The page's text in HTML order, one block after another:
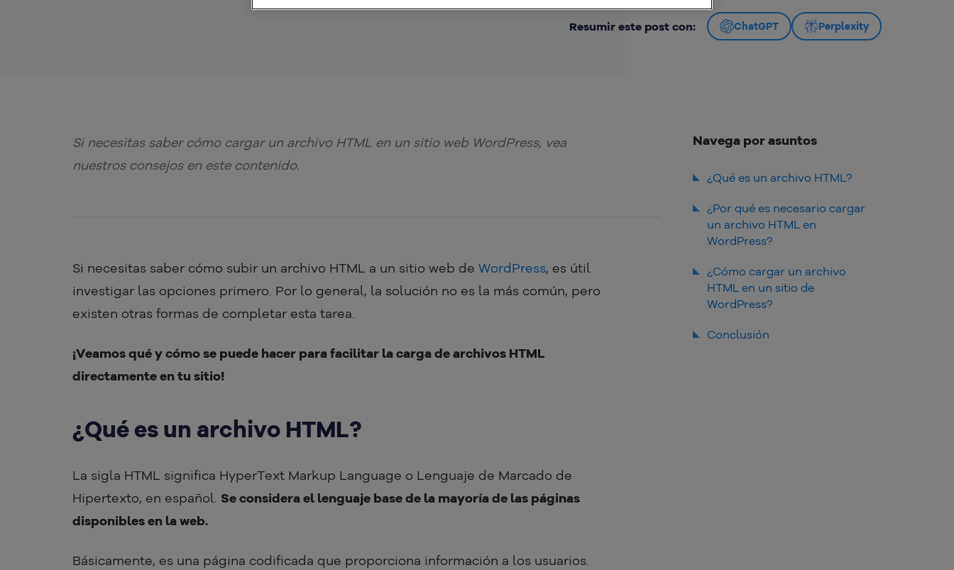
Resumir este post con: ChatGPT Perplexity
Si necesitas saber cómo cargar un archivo HTML en un sitio web WordPress, vea
nuestros consejos en este contenido.
Si necesitas saber cómo subir un archivo HTML a un sitio web de WordPress, es útil
investigar las opciones primero. Por lo general, la solución no es la más común, pero
existen otras formas de completar esta tarea.
¡Veamos qué y cómo se puede hacer para facilitar la carga de archivos HTML
directamente en tu sitio!
¿Qué es un archivo HTML?
La sigla HTML significa HyperText Markup Language o Lenguaje de Marcado de
Hipertexto, en español. Se considera el lenguaje base de la mayoría de las páginas
disponibles en la web.
Básicamente, es una página codificada que proporciona información a los usuarios.
Navega por asuntos
¿Qué es un archivo HTML?
¿Por qué es necesario cargar
un archivo HTML en
WordPress?
Creación de páginas
personalizadas
Integración con servicios
Personalización avanzada
¿Cómo cargar un archivo
HTML en un sitio de
WordPress?
Usando el panel de WordPress
Conclusión